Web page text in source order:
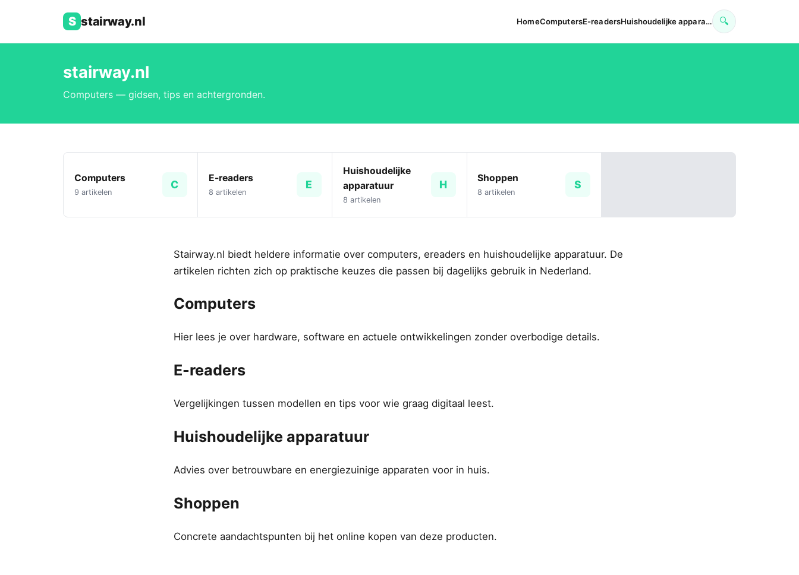
S stairway.nl HomeComputersE-readersHuishoudelijke appara… 🔍
stairway.nl
Computers — gidsen, tips en achtergronden.
Computers
9 artikelen
C
E-readers
8 artikelen
E
Huishoudelijke
apparatuur
8 artikelen
H
Shoppen
8 artikelen
S
Stairway.nl biedt heldere informatie over computers, ereaders en huishoudelijke apparatuur. De
artikelen richten zich op praktische keuzes die passen bij dagelijks gebruik in Nederland.
Computers
Hier lees je over hardware, software en actuele ontwikkelingen zonder overbodige details.
E-readers
Vergelijkingen tussen modellen en tips voor wie graag digitaal leest.
Huishoudelijke apparatuur
Advies over betrouwbare en energiezuinige apparaten voor in huis.
Shoppen
Concrete aandachtspunten bij het online kopen van deze producten.